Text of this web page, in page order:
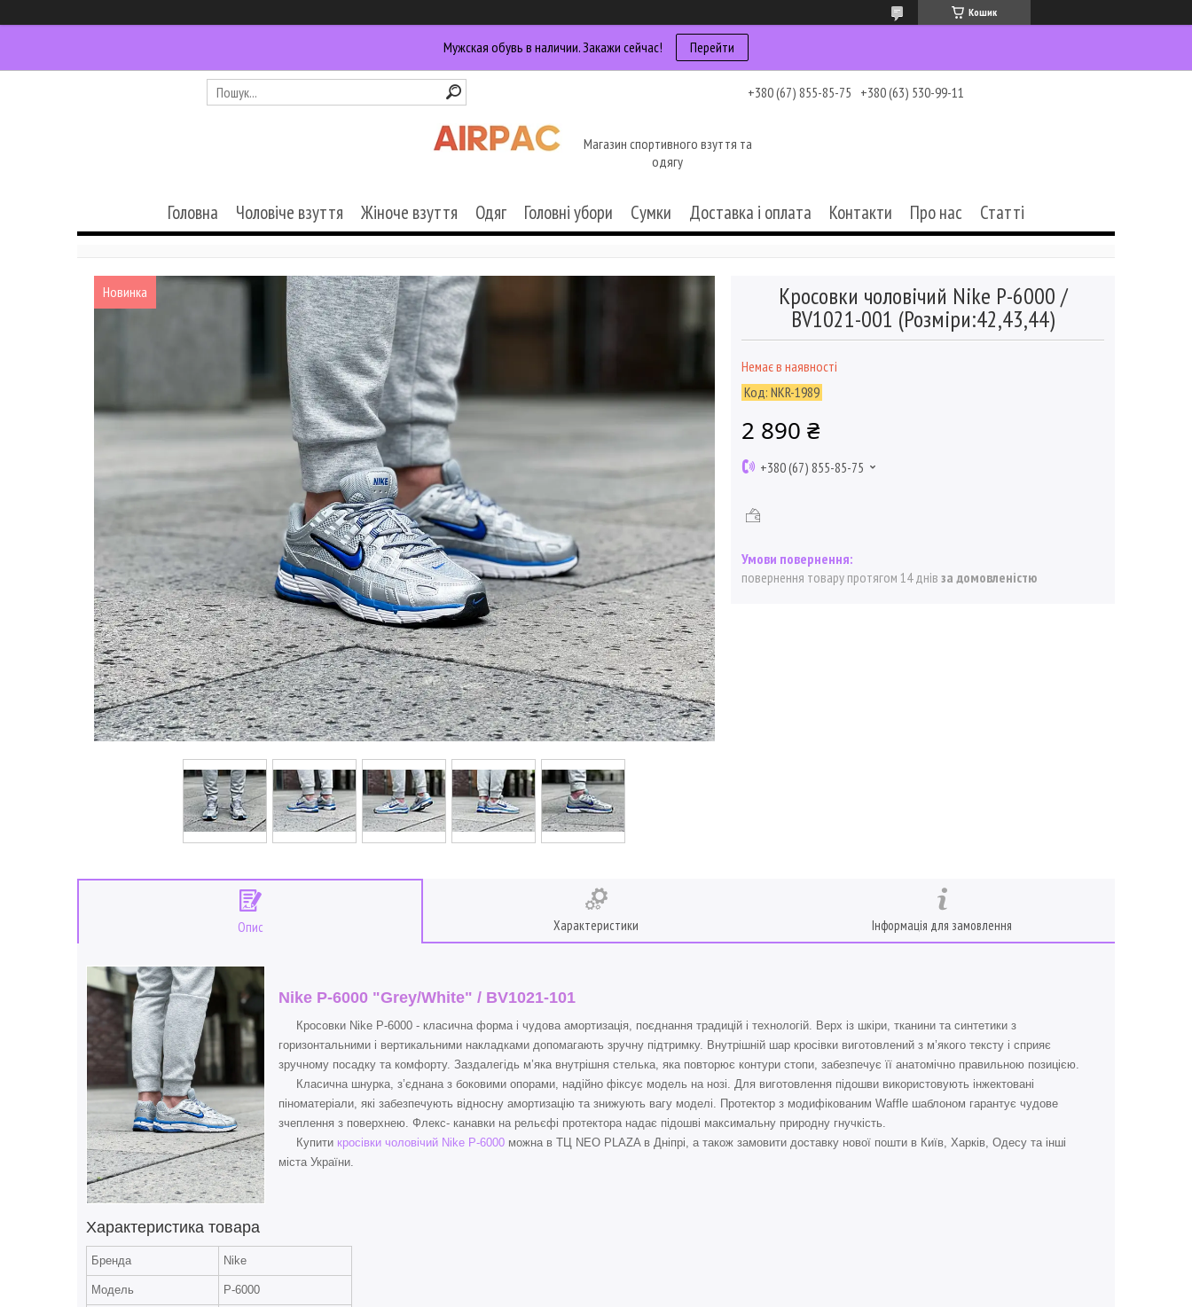
Кошик
Мужская обувь в наличии. Закажи сейчас! Перейти
+380 (67) 855-85-75 +380 (63) 530-99-11
Магазин спортивного взуття та
одягу
Головна Чоловіче взуття Жіноче взуття Одяг Головні убори Сумки Доставка і оплата Контакти Про нас Статті
Новинка Кросовки чоловічий Nike P-6000 /
BV1021-001 (Розміри:42,43,44)
Немає в наявності
Код: NKR-1989
2 890 ₴
+380 (67) 855-85-75
повернення товару протягом 14 днів за домовленістю
Опис Характеристики Інформація для замовлення
Nike P-6000 "Grey/White" / BV1021-101
Кросовки Nike P-6000 - класична форма і чудова амортизація, поєднання традицій і технологій. Верх із шкіри, тканини та синтетики з
горизонтальними і вертикальними накладками допомагають зручну підтримку. Внутрішній шар кросівки виготовлений з м’якого тексту і сприяє
зручному посадку та комфорту. Заздалегідь м’яка внутрішня стелька, яка повторює контури стопи, забезпечує її анатомічно правильною позицією.
Класична шнурка, з’єднана з боковими опорами, надійно фіксує модель на нозі. Для виготовлення підошви використовують інжектовані
піноматеріали, які забезпечують відносну амортизацію та знижують вагу моделі. Протектор з модифікованим Waffle шаблоном гарантує чудове
зчеплення з поверхнею. Флекс- канавки на рельєфі протектора надає підошві максимальну природну гнучкість.
Купити кросівки чоловічий Nike P-6000 можна в ТЦ NEO PLAZA в Дніпрі, а також замовити доставку нової пошти в Київ, Харків, Одесу та інші
міста України.
Характеристика товара
Бренда Nike
Модель P-6000